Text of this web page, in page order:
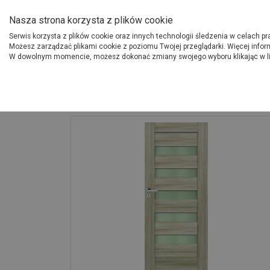
Produkty
O Grupie PSB
Drzwi wewnętrzne Arco 90 cm lewe dąb
Nasza strona korzysta z plików cookie
Serwis korzysta z plików cookie oraz innych technologii śledzenia w celach
Możesz zarządzać plikami cookie z poziomu Twojej przeglądarki. Więcej
W dowolnym momencie, możesz dokonać zmiany swojego wyboru klikając w